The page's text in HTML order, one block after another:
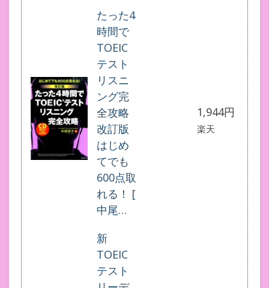
たった4
時間で
TOEIC
テスト
リスニ
ング完
全攻略
改訂版
はじめ
てでも
600点取
れる！ [
中尾…
1,944円
楽天
新
TOEIC
テスト